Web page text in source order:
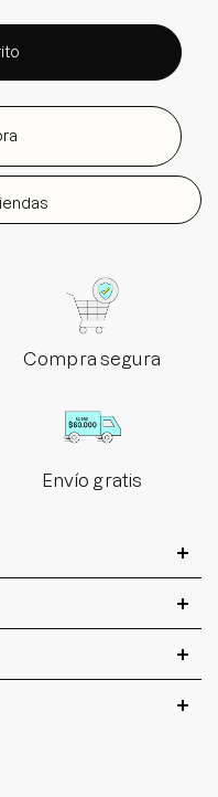
Compra segura
Envío gratis